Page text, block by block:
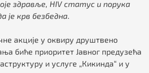
здравље, HIV статус и порука
је крв безбедна
акције у оквиру друштвено
биће приоритет Јавног предузећа
и услуге „Кикинда“ и у